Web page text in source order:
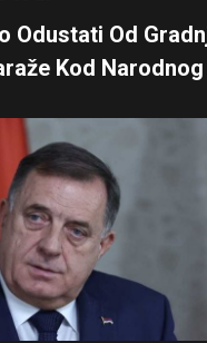
Odustati Od
Kod